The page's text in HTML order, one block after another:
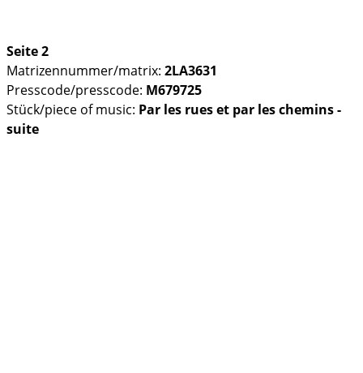
Seite 2
Matrizennummer/matrix: 2LA3631
Presscode/presscode: M679725
Stück/piece of music: Par les rues et par les chemins -
suite